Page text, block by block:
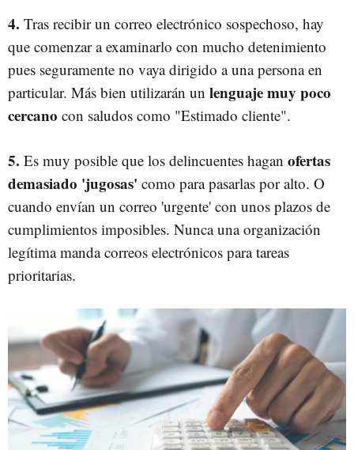
4. Tras recibir un correo electrónico sospechoso, hay
que comenzar a examinarlo con mucho detenimiento
pues seguramente no vaya dirigido a una persona en
particular. Más bien utilizarán un lenguaje muy poco
cercano con saludos como "Estimado cliente".
5. Es muy posible que los delincuentes hagan ofertas
demasiado 'jugosas' como para pasarlas por alto. O
cuando envían un correo 'urgente' con unos plazos de
cumplimientos imposibles. Nunca una organización
legítima manda correos electrónicos para tareas
prioritarias.